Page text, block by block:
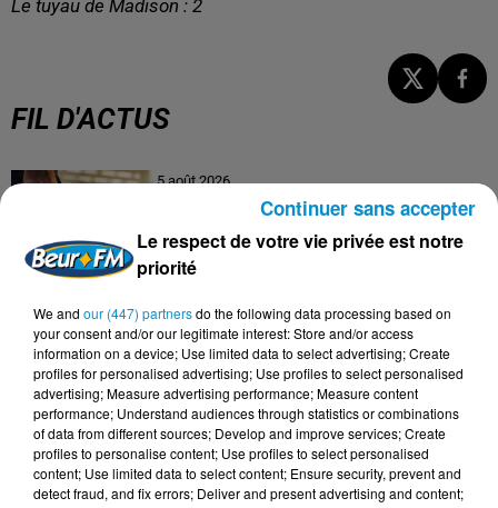
Le tuyau de Madison : 2
FIL D'ACTUS
5 août 2026
Visas français : l’Algérie décroche, le
4 août 2026
152 Palestiniens tués en juillet, le bilan
mensuel le plus lourd de...
4 août 2026
Mort de Cheikh F., l’enquête fragilise la
Le respect de votre vie privée est notre
priorité
We and our (447) partnersdo the following data processing based on
your consent and/or our legitimate interest: Store and/or access
information on a device; Use limited data to select advertising; Create
profiles for personalised advertising; Use profiles to select personalised
advertising; Measure advertising performance; Measure content
performance; Understand audiences through statistics or combinations
of data from different sources; Develop and improve services; Create
profiles to personalise content; Use profiles to select personalised
content; Use limited data to select content; Ensure security, prevent and
detect fraud, and fix errors; Deliver and present advertising and content;
Continuer sans accepter